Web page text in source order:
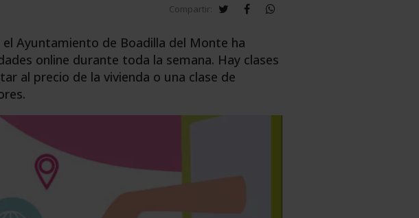
Compartir: twitterfacebookwhatsapp
Ayuntamiento de Boadilla del Monte ha
online durante toda la semana. Hay clases
al precio de la vivienda o una clase de